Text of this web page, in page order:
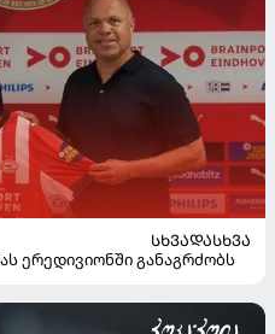
ᲡᲮᲕᲐᲓᲐᲡᲮᲕᲐ
ერედივიონში განაგრძობს